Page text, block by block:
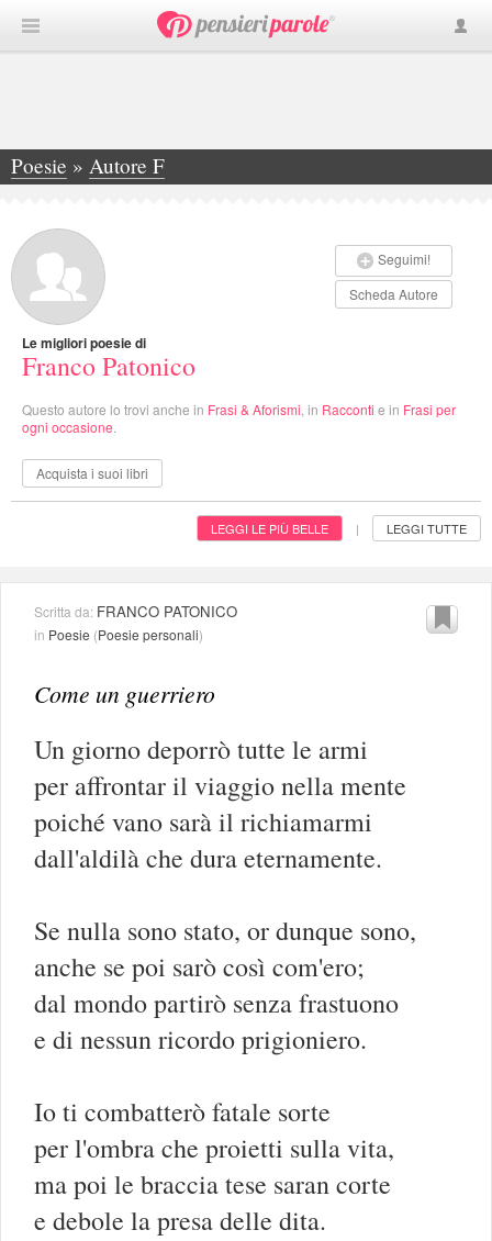
Poesie » Autore F
»Franco Patonico
Seguimi!
Scheda Autore
Le migliori poesie di
Franco Patonico
Questo autore lo trovi anche in Frasi & Aforismi , in Racconti e in Frasi per
ogni occasione
Acquista i suoi libri
LEGGI LE PIÙ BELLE | LEGGI TUTTE
Scritta da: FRANCO PATONICO
in Poesie (Poesie personali)
Come un guerriero
Un giorno deporrò tutte le armi
per affrontar il viaggio nella mente
poiché vano sarà il richiamarmi
dall'aldilà che dura eternamente.
Se nulla sono stato, or dunque sono,
anche se poi sarò così com'ero;
dal mondo partirò senza frastuono
e di nessun ricordo prigioniero.
Io ti combatterò fatale sorte
per l'ombra che proietti sulla vita,
ma poi le braccia tese saran corte
e debole la presa delle dita.